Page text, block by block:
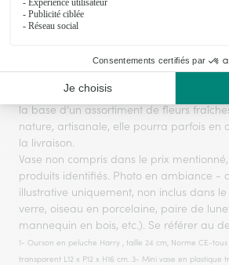
Le visuel du produit floral présenté est
s'agissant d'une création réalisée par un
la base d’un assortiment de fleurs
nature, artisanale, elle pourra parfois en
la livraison.
Vase non compris dans le prix
produits identifiés. Photo en ambiance -
illustrative uniquement, non inclus dans
verre, oiseau en porcelaine, paire de
mannequin en bois, etc.). Se référer au
1- Ourson en peluche Harry , taille 24 cm, Norme CE-
transparent L12 x P12 x H16 cm. 3- Mini vase en plastique